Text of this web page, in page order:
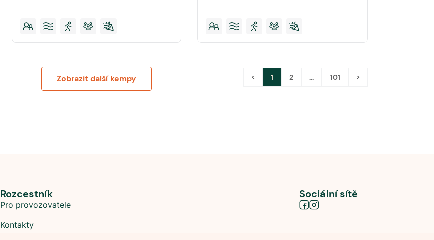
Zobrazit další kempy < 1 2 ... 101 >
Rozcestník
Pro provozovatele
Kontakty
Sociální sítě